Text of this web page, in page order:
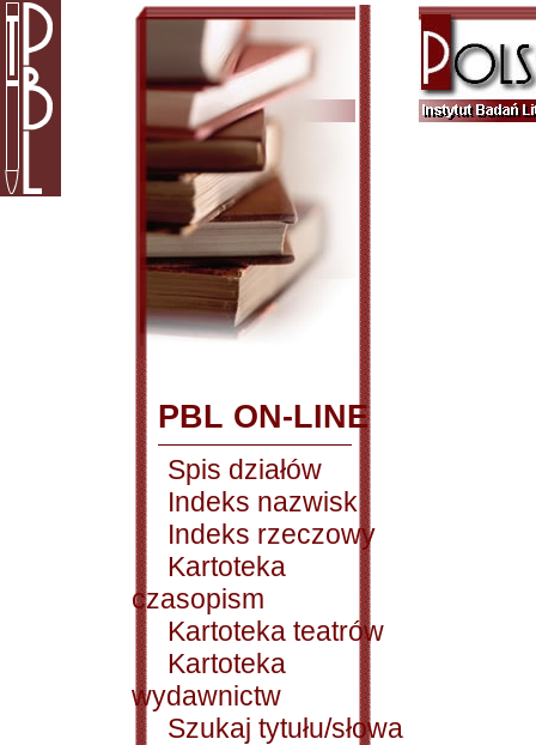
PBL ON-LINE
Spis działów
Indeks nazwisk
Indeks rzeczowy
Kartoteka
czasopism
Kartoteka teatrów
Kartoteka
wydawnictw
Szukaj tytułu/słowa